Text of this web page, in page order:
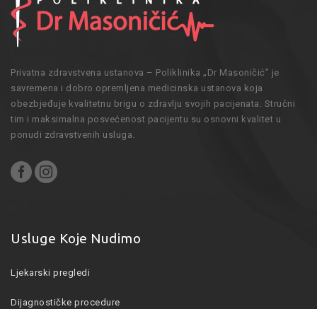
Privatna zdravstvena ustanova – Poliklinika „Dr Masoničić” je
savremena i dobro opremljena medicinska ustanova koja
obezbjeđuje kvalitetnu brigu o zdravlju svojih pacijenata. Stručni
tim i maksimalna posvećenost pacijentu su osnovni kvalitet u
ponudi zdravstvenih usluga.
Usluge Koje Nudimo
Ljekarski pregledi
Dijagnostičke procedure